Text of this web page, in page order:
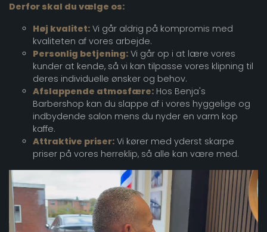
Derfor skal du vælge os:
Høj kvalitet: Vi går aldrig på kompromis med
kvaliteten af vores arbejde.
Personlig betjening: Vi går op i at lære vores
kunder at kende, så vi kan tilpasse vores klipning til
deres individuelle ønsker og behov.
Afslappende atmosfære: Hos Benja's
Barbershop kan du slappe af i vores hyggelige og
indbydende salon mens du nyder en varm kop
kaffe.
Attraktive priser: Vi kører med yderst skarpe
priser på vores herreklip, så alle kan være med.